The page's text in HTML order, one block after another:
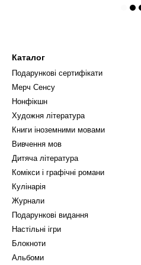
Каталог
Подарункові сертифікати
Мерч Сенсу
Нонфікшн
Художня література
Книги іноземними мовами
Вивчення мов
Дитяча література
Комікси і графічні романи
Кулінарія
Журнали
Подарункові видання
Настільні ігри
Блокноти
Альбоми